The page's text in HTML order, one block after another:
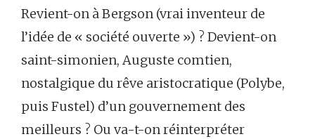
Revient-on à Bergson (vrai inventeur de
l’idée de « société ouverte ») ? Devient-on
saint-simonien, Auguste comtien,
nostalgique du rêve aristocratique (Polybe,
puis Fustel) d’un gouvernement des
meilleurs ? Ou va-t-on réinterpréter